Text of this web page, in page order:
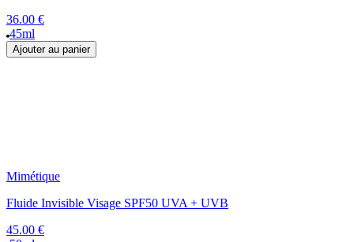
36.00 €
45ml
Ajouter au panier
Mimétique
Fluide Invisible Visage SPF50 UVA + UVB
45.00 €